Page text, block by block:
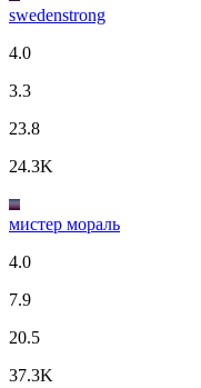
swedenstrong
4.0
3.3
23.8
24.3K
мистер мораль
4.0
7.9
20.5
37.3K